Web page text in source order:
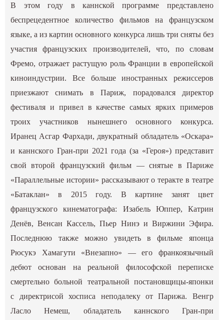
В этом году в каннской программе представлено
беспрецедентное количество фильмов на французском
языке, а из картин основного конкурса лишь три сняты без
участия французских производителей, что, по словам
Фремо, отражает растущую роль Франции в европейской
киноиндустрии. Все больше иностранных режиссеров
приезжают снимать в Париж, порадовался директор
фестиваля и привел в качестве самых ярких примеров
троих участников нынешнего основного конкурса.
Иранец Асгар Фархади, двукратный обладатель «Оскара»
и каннского Гран-при 2021 года (за «Героя») представит
свой второй французский фильм — снятые в Париже
«Параллельные истории» рассказывают о теракте в театре
«Батаклан» в 2015 году. В картине занят цвет
французского кинематографа: Изабель Юппер, Катрин
Денëв, Венсан Кассель, Пьер Нинэ и Виржини Эфира.
Последнюю также можно увидеть в фильме японца
Рюсукэ Хамагути «Внезапно» — его франкоязычный
дебют основан на реальной философской переписке
смертельно больной театральной постановщицы-японки
с директрисой хосписа неподалеку от Парижа. Венгр
Ласло Немеш, обладатель каннского Гран-при